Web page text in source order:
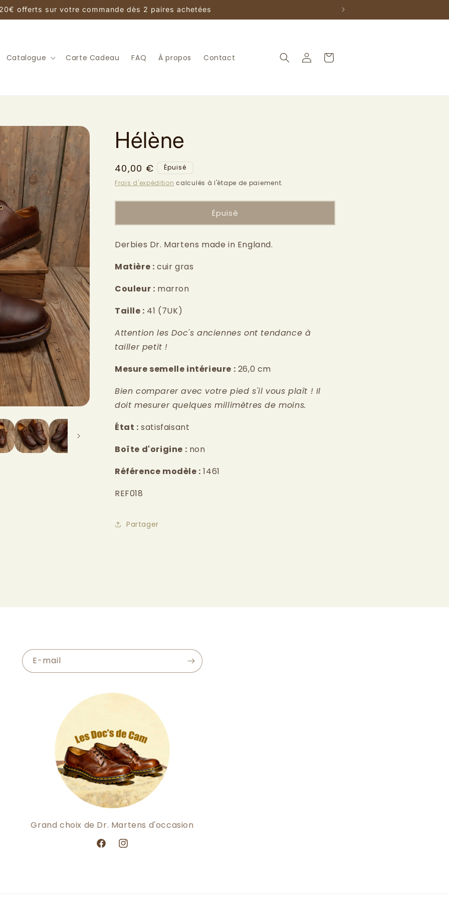
20€ offerts sur votre commande dès 2 paires achetées
Catalogue Carte Cadeau FAQ À propos Contact ConnexionPanier
Hélène
Prix
habituel
40,00 €
Épuisé
Frais d'expédition calculés à l'étape de paiement.
Épuisé
Derbies Dr. Martens made in England.
Matière : cuir gras
Couleur : marron
Taille : 41 (7UK)
Attention les Doc's anciennes ont tendance à
tailler petit !
Mesure semelle intérieure : 26,0 cm
Bien comparer avec votre pied s'il vous plaît ! Il
doit mesurer quelques millimètres de moins.
État : satisfaisant
Boîte d'origine : non
Référence modèle : 1461
REF018
Partager
E-mail
Grand choix de Dr. Martens d'occasion
FacebookInstagram